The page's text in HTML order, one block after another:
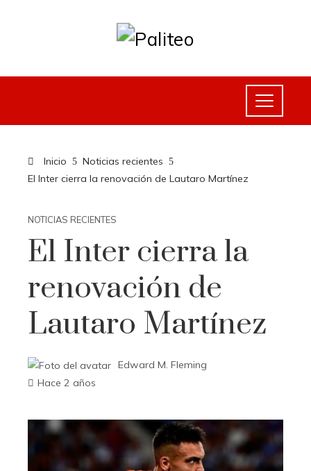
Inicio
Noticias recientes
El Inter cierra la renovación de Lautaro Martínez
NOTICIAS RECIENTES
El Inter cierra la
renovación de
Lautaro Martínez
Edward M. Fleming
Hace 2 años